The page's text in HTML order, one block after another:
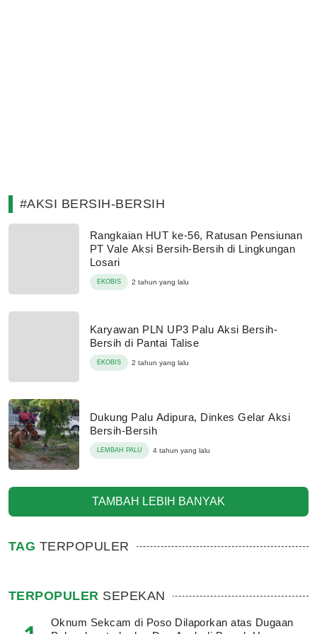
#AKSI BERSIH-BERSIH
Rangkaian HUT ke-56, Ratusan Pensiunan
PT Vale Aksi Bersih-Bersih di Lingkungan
Losari
EKOBIS 2 tahun yang lalu
Karyawan PLN UP3 Palu Aksi Bersih-
Bersih di Pantai Talise
EKOBIS 2 tahun yang lalu
Dukung Palu Adipura, Dinkes Gelar Aksi
Bersih-Bersih
LEMBAH PALU 4 tahun yang lalu
TAMBAH LEBIH BANYAK
TAG TERPOPULER
TERPOPULER SEPEKAN
Oknum Sekcam di Poso Dilaporkan atas Dugaan